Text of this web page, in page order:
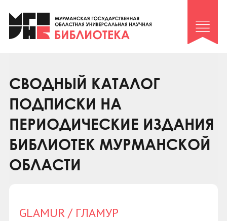
Клуб «Гиря и сельдерей»
Клуб «Семейный архив»
Коллегам
Контакты
СВОДНЫЙ КАТАЛОГ
ПОДПИСКИ НА
ПЕРИОДИЧЕСКИЕ ИЗДАНИЯ
БИБЛИОТЕК МУРМАНСКОЙ
ОБЛАСТИ
GLAMUR / ГЛАМУР